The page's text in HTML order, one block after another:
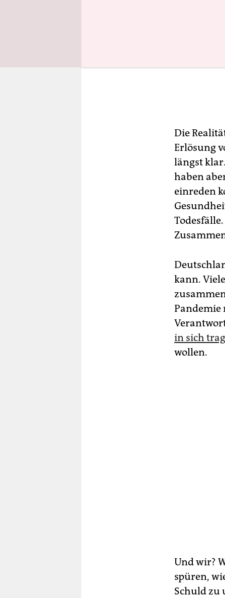
Die
Erlösung
längst
haben
einreden
kann.
Pandemie
in sich
wollen.
Und wir?
spüren,
Schuld zu